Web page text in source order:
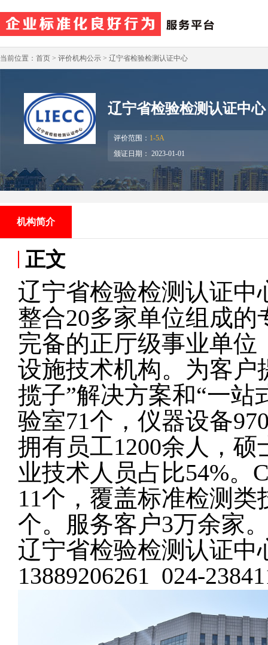
当前位置：首页 > 评价机构公示 > 辽宁省检验检测认证中心
辽宁省检验检测认证中心
评价范围： 1-5A
颁证日期： 2023-01-01
机构简介
正文
辽宁省检验检测认证中
整合20多家单位组成
完备的正厅级事业单
设施技术机构。为客户
揽子”解决方案和“一站
验室71个，仪器设备
拥有员工1200余人，
业技术人员占比54%。
11个，覆盖标准检测类
个。服务客户3万余家
辽宁省检验检测认证中
13889206261 024-